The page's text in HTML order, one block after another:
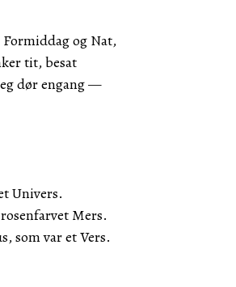
og Nat,
tit, besat
dør engang —
Univers.
Mers.
som var et Vers.